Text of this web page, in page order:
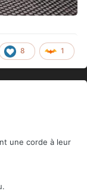
8 1
une corde à leur